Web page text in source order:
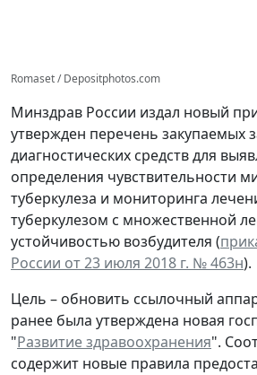
Romaset / Depositphotos.com
Минздрав России издал новый
утвержден перечень закупаемых
диагностических средств для
определения чувствительности
туберкулеза и мониторинга
туберкулезом с множественной
устойчивостью возбудителя (
России от 23 июля 2018 г. № 463н).
Цель – обновить ссылочный
ранее была утверждена новая
"Развитие здравоохранения".
содержит новые правила